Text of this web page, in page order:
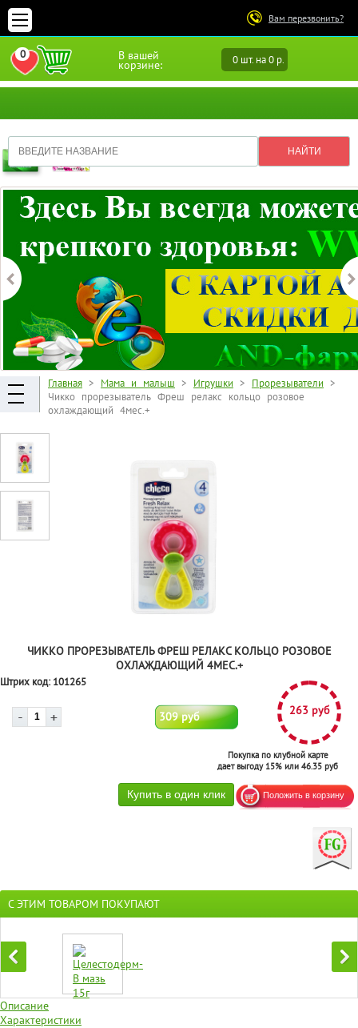
Вам перезвонить?
В вашей
корзине: 0 шт. на 0 р.
0
ПЕРЕЙТИ В ИЗБРАННОЕ
Главная > Мама и малыш > Игрушки > Прорезыватели >
Чикко прорезыватель Фреш релакс кольцо розовое
охлаждающий 4мес.+
ЧИККО ПРОРЕЗЫВАТЕЛЬ ФРЕШ РЕЛАКС КОЛЬЦО РОЗОВОЕ
ОХЛАЖДАЮЩИЙ 4МЕС.+
Штрих код:101265
309 руб 263 руб
Покупка по клубной карте
дает выгоду 15% или 46.35 руб
С ЭТИМ ТОВАРОМ ПОКУПАЮТ
Описание
Характеристики